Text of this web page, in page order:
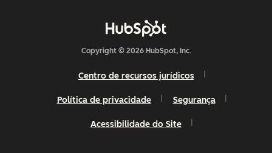
Copyright © 2026 HubSpot, Inc.
Centro de recursos jurídicos
Política de privacidade Segurança
Acessibilidade do Site